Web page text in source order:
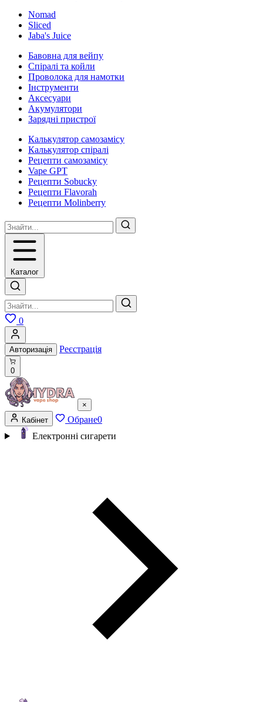
Nomad
Sliced
Jaba's Juice
Бавовна для вейпу
Спіралі та койли
Проволока для намотки
Інструменти
Аксесуари
Акумулятори
Зарядні пристрої
Калькулятор самозамісу
Калькулятор спіралі
Рецепти самозамісу
Vape GPT
Рецепти Sobucky
Рецепти Flavorah
Рецепти Molinberry
Каталог
0
Авторизація Реєстрація
0
×
Кабінет
Обране0
Електронні сигарети